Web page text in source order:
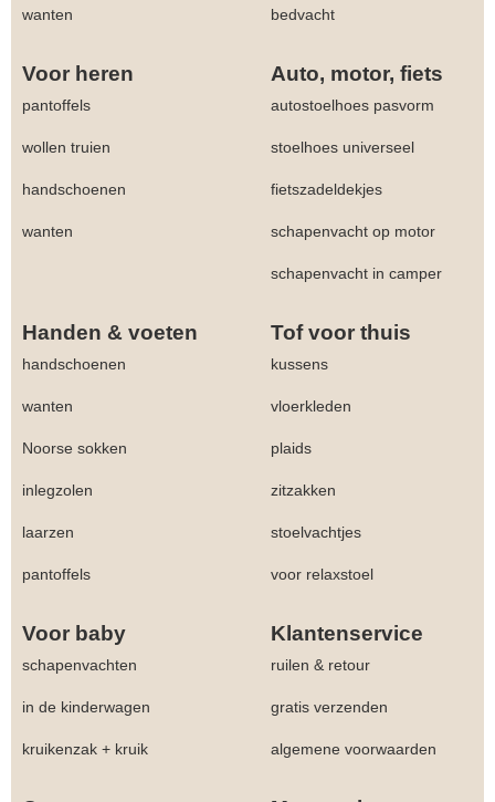
wanten bedvacht
Voor heren Auto, motor, fiets
pantoffels autostoelhoes pasvorm
wollen truien stoelhoes universeel
handschoenen fietszadeldekjes
wanten schapenvacht op motor
schapenvacht in camper
Handen & voeten Tof voor thuis
handschoenen kussens
wanten vloerkleden
Noorse sokken plaids
inlegzolen zitzakken
laarzen stoelvachtjes
pantoffels voor relaxstoel
Voor baby Klantenservice
schapenvachten ruilen & retour
in de kinderwagen gratis verzenden
kruikenzak + kruik algemene voorwaarden